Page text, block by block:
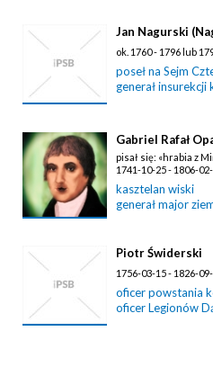
Jan Nagurski
ok. 1760 - 1796 lub
poseł na Sejm
generał
Gabriel Rafał
pisał się: «hrabia z
1741-10-25 - 1806-
kasztelan wiski
generał major
Piotr Świderski
1756-03-15 - 1826-
oficer powstania
oficer Legionów